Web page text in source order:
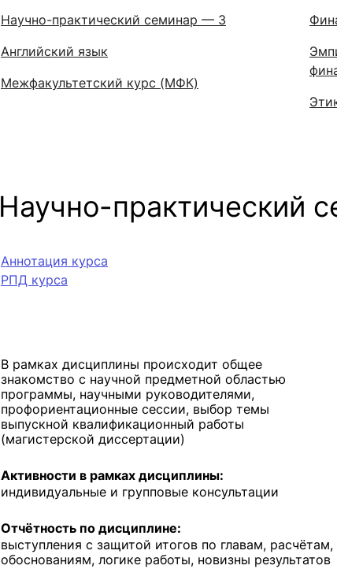
Научно-практический семинар — 3
Английский язык
Межфакультетский курс (МФК)
Научно-практический
Аннотация курса
РПД курса
В рамках дисциплины происходит общее
знакомство с научной предметной областью
программы, научными руководителями,
профориентационные сессии, выбор темы
выпускной квалификационный работы
(магистерской диссертации)
Активности в рамках дисциплины:
индивидуальные и групповые консультации
Отчётность по дисциплине:
выступления с защитой итогов по главам, расчётам,
обоснованиям, логике работы, новизны результатов